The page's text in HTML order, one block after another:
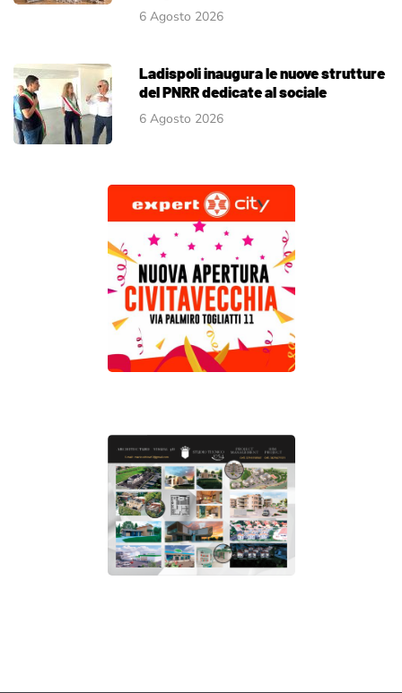
6 Agosto 2026
Ladispoli inaugura le nuove strutture
del PNRR dedicate al sociale
6 Agosto 2026